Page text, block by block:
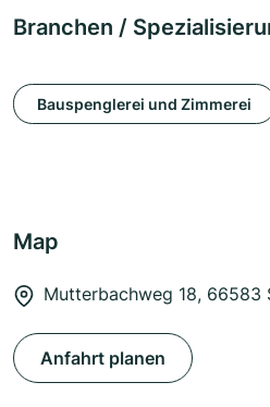
Branchen /
Bauspenglerei und Zimmerei
Map
Mutterbachweg 18, 66583
Anfahrt planen